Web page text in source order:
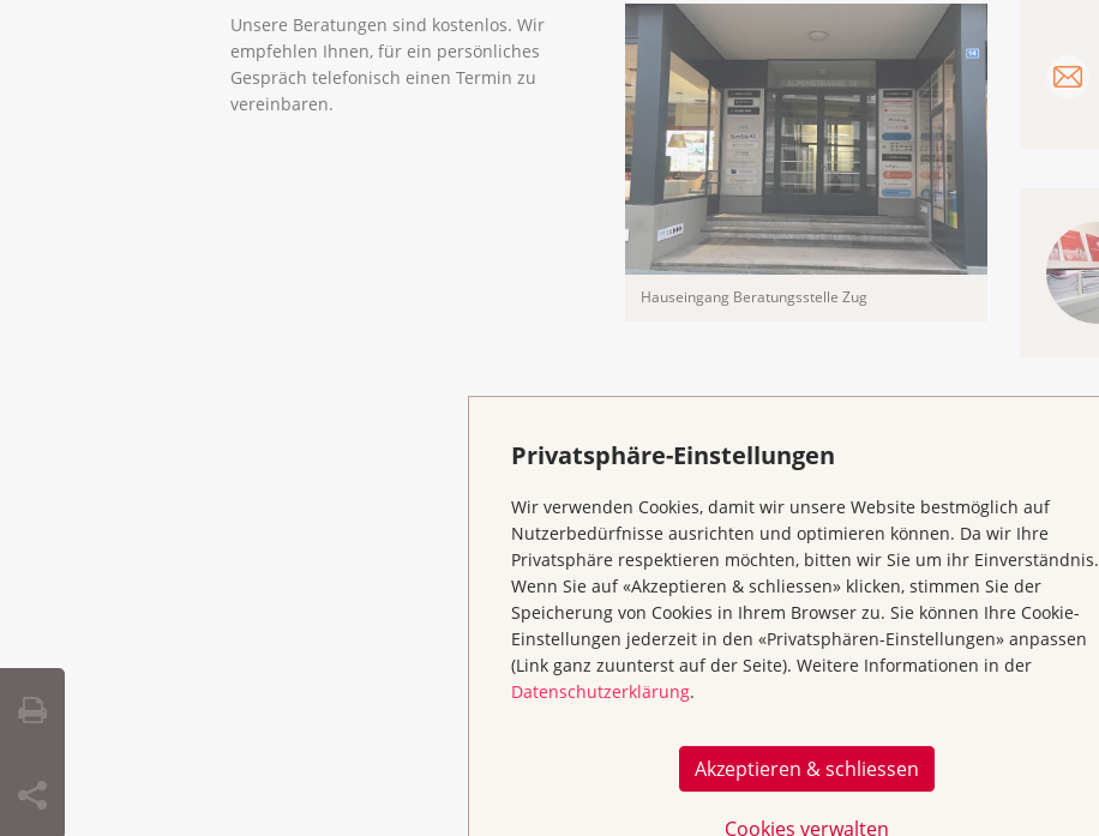
Privatsphäre-Einstellungen
Wir verwenden Cookies, damit wir unsere Website bestmöglich auf
Nutzerbedürfnisse ausrichten und optimieren können. Da wir Ihre
Privatsphäre respektieren möchten, bitten wir Sie um ihr Einverständnis.
Wenn Sie auf «Akzeptieren & schliessen» klicken, stimmen Sie der
Speicherung von Cookies in Ihrem Browser zu. Sie können Ihre Cookie-
Einstellungen jederzeit in den «Privatsphären-Einstellungen» anpassen
(Link ganz zuunterst auf der Seite). Weitere Informationen in der
Datenschutzerklärung.
Akzeptieren & schliessen
Cookies verwalten
Hauseingang Beratungsstelle Zug
Unsere Beratungen sind kostenlos. Wir
empfehlen Ihnen, für ein persönliches
Gespräch telefonisch einen Termin zu
vereinbaren.